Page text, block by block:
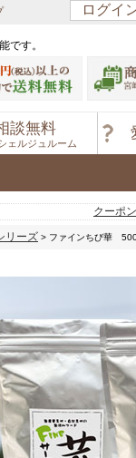
ログイ
です。
談無料
ェルジュルーム
クーポ
リーズ > ファインちび華